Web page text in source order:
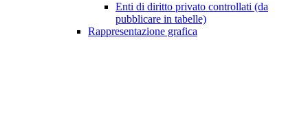
Enti di diritto privato controllati (da
pubblicare in tabelle)
Rappresentazione grafica